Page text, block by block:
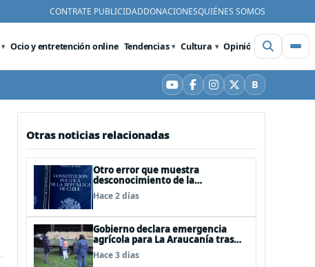
CONTRATE PUBLICIDADDONACIONESQUIÉNES SOMOS
Ocio y entretención online Tendencias Cultura Opinión Videos
YouTube
Facebook
Instagram
X BBluesky
Otras noticias relacionadas
Otro error que muestra
desconocimiento de la
Constitución: Artículo 1 consagra
resguardar la seguridad nacional y
Hace 2 días
Gobierno declara emergencia
agrícola para La Araucanía tras
desastres por pasos de sistemas
frontales
Hace 3 días